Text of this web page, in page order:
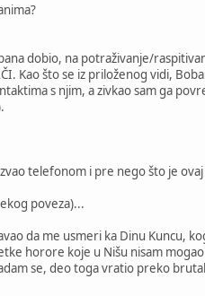
dobio, na potraživanje/
Kao što se iz priloženog vidi,
s njim, a zivkao sam ga
telefonom i pre nego što je
poveza)...
da me usmeri ka Dinu Kuncu,
horore koje u Nišu nisam
se, deo toga vratio preko